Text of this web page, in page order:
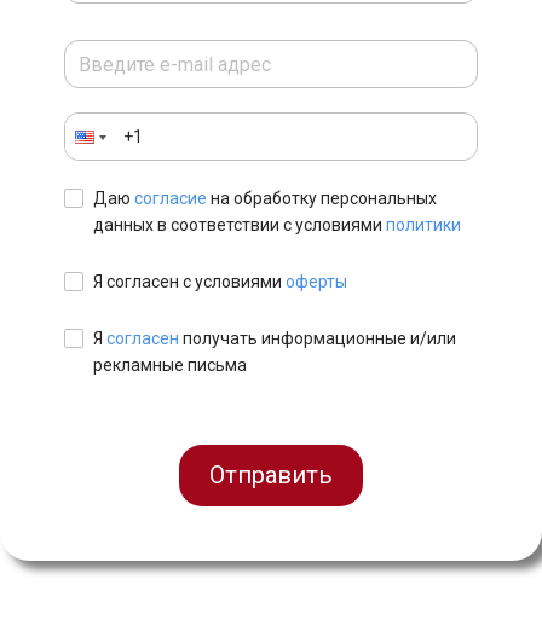
Даю согласие на обработку персональных
данных в соответствии с условиями политики
Я согласен с условиями оферты
Я согласен получать информационные и/или
рекламные письма
Отправить